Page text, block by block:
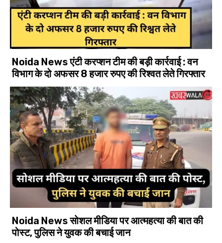
Noida News एंटी करप्शन टीम की बड़ी कार्रवाई : वन
विभाग के दो अफसर 8 हजार रुपए की रिश्वत लेते गिरफ्तार
Noida News सोशल मीडिया पर आत्महत्या की बात की
पोस्ट, पुलिस ने युवक की बचाई जान